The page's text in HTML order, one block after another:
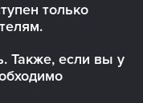
только
Также, если вы у